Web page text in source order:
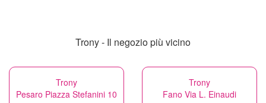
Trony - Il negozio più vicino
Trony
Pesaro Piazza Stefanini 10
Trony
Fano Via L. Einaudi